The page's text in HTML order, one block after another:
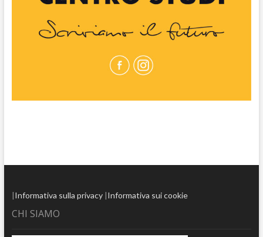
|Informativa sulla privacy|Informativa sui cookie
CHI SIAMO